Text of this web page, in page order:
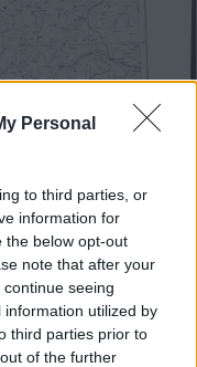
Personal
to third parties, or
information for
the below opt-out
note that after your
seeing
utilized by
third parties prior to
of the further